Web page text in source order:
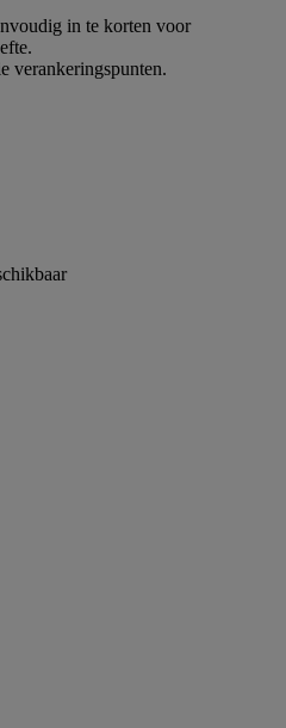
in te korten voor
verankeringspunten.